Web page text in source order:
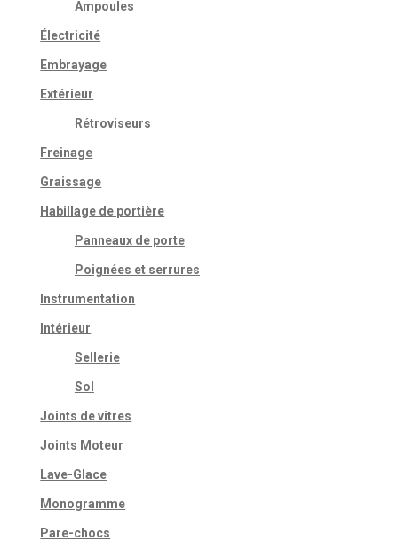
Ampoules
Électricité
Embrayage
Extérieur
Rétroviseurs
Freinage
Graissage
Habillage de portière
Panneaux de porte
Poignées et serrures
Instrumentation
Intérieur
Sellerie
Sol
Joints de vitres
Joints Moteur
Lave-Glace
Monogramme
Pare-chocs